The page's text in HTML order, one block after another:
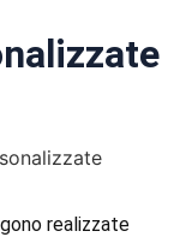
realizzate